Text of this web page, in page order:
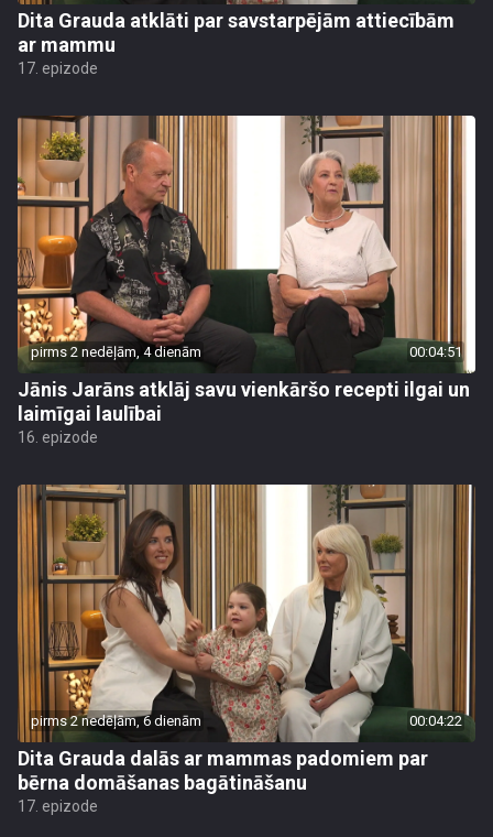
Dita Grauda atklāti par savstarpējām attiecībām
ar mammu
17. epizode
pirms 2 nedēļām, 4 dienām 00:04:51
Jānis Jarāns atklāj savu vienkāršo recepti ilgai un
laimīgai laulībai
16. epizode
pirms 2 nedēļām, 6 dienām 00:04:22
Dita Grauda dalās ar mammas padomiem par
bērna domāšanas bagātināšanu
17. epizode